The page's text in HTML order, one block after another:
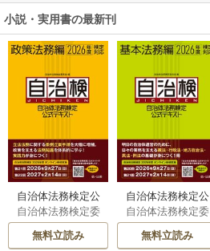
小説・実用書の最新刊
自治体法務検定公
式テキスト 政策
法務編 ２０２６
年度検定対応 1巻
自治体法務検定委
員会
無料立読み
自治体法務検定公
式テキスト 基本
法務編 ２０２６
年度検定対応 1巻
自治体法務検定委
員会
無料立読み